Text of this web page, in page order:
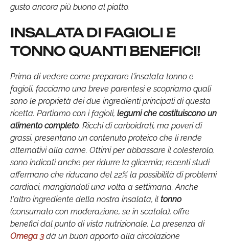
gusto ancora più buono al piatto.
INSALATA DI FAGIOLI E
TONNO QUANTI BENEFICI!
Prima di vedere come preparare l'insalata tonno e
fagioli, facciamo una breve parentesi e scopriamo quali
sono le proprietà dei due ingredienti principali di questa
ricetta. Partiamo con i fagioli, legumi che costituiscono un
alimento completo. Ricchi di carboidrati, ma poveri di
grassi, presentano un contenuto proteico che li rende
alternativi alla carne. Ottimi per abbassare il colesterolo,
sono indicati anche per ridurre la glicemia; recenti studi
affermano che riducano del 22% la possibilità di problemi
cardiaci, mangiandoli una volta a settimana. Anche
l'altro ingrediente della nostra insalata, il tonno
(consumato con moderazione, se in scatola), offre
benefici dal punto di vista nutrizionale. La presenza di
Omega 3dà un buon apporto alla circolazione